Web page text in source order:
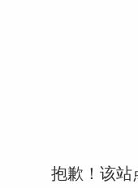
抱歉！该站